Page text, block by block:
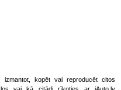
izmantot, kopēt vai reproducēt citos